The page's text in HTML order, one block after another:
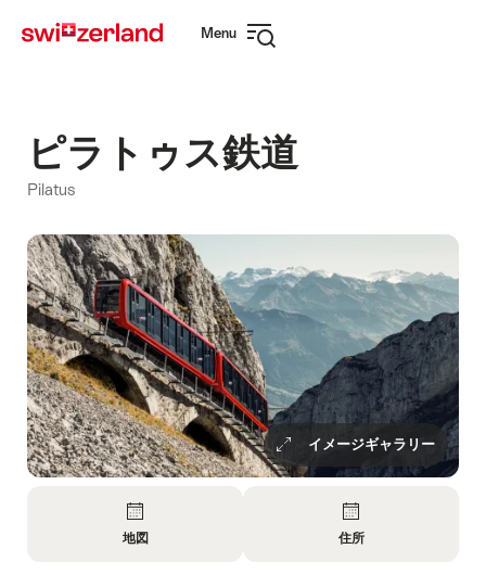
navigation
Menu
ピラトゥス鉄道
Pilatus
イメージギャラリー
地図 住所